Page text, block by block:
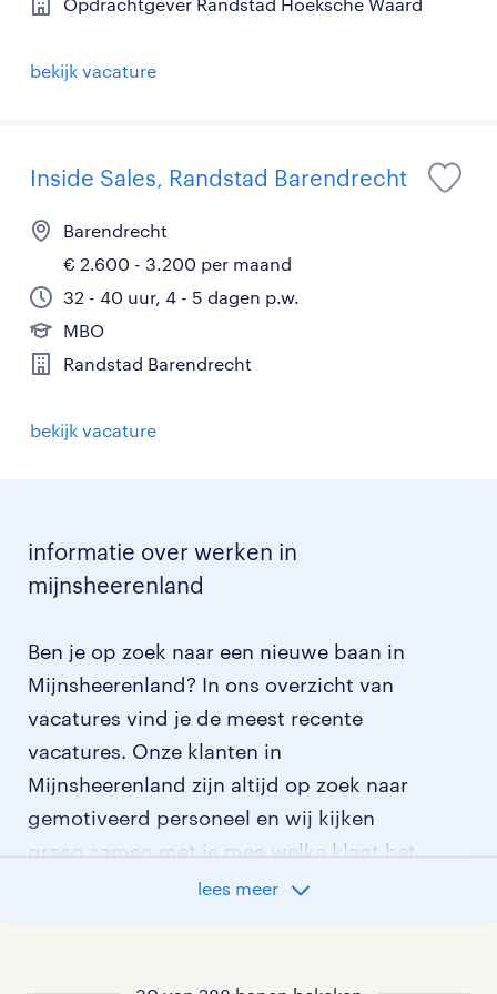
bekijk vacature
Inside Sales, Randstad Barendrecht
Barendrecht
€ 2.600 - 3.200 per maand
32 - 40 uur, 4 - 5 dagen p.w.
MBO
Randstad Barendrecht
bekijk vacature
informatie over werken in
mijnsheerenland
Ben je op zoek naar een nieuwe baan in
Mijnsheerenland? In ons overzicht van
vacatures vind je de meest recente
vacatures. Onze klanten in
Mijnsheerenland zijn altijd op zoek naar
gemotiveerd personeel en wij kijken
graag samen met je mee welke klant het
lees meer